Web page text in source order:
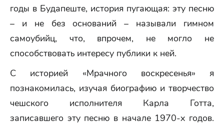
годы в Будапеште, история пугающая: эту песню
– и не без оснований – называли гимном
самоубийц, что, впрочем, не могло не
способствовать интересу публики к ней.
С историей «Мрачного воскресенья» я
познакомилась, изучая биографию и творчество
чешского исполнителя Карла Готта,
записавшего эту песню в начале 1970-х годов.